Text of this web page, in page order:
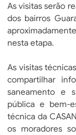
As visitas serão
dos bairros
nesta etapa.
As visitas
compartilhar
saneamento e
pública e bem-
técnica da
os moradores